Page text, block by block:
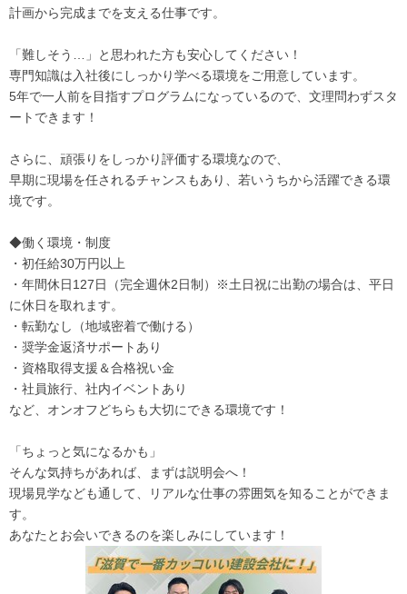
計画から完成までを支える仕事です。
「難しそう…」と思われた方も安心してください！
専門知識は入社後にしっかり学べる環境をご用意しています。
5年で一人前を目指すプログラムになっているので、文理問わずスタ
ートできます！
さらに、頑張りをしっかり評価する環境なので、
早期に現場を任されるチャンスもあり、若いうちから活躍できる環
境です。
◆働く環境・制度
・初任給30万円以上
・年間休日127日（完全週休2日制）※土日祝に出勤の場合は、平日
に休日を取れます。
・転勤なし（地域密着で働ける）
・奨学金返済サポートあり
・資格取得支援＆合格祝い金
・社員旅行、社内イベントあり
など、オンオフどちらも大切にできる環境です！
「ちょっと気になるかも」
そんな気持ちがあれば、まずは説明会へ！
現場見学なども通して、リアルな仕事の雰囲気を知ることができま
す。
あなたとお会いできるのを楽しみにしています！